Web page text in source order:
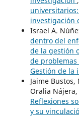
investigación
Israel A.
dentro del
de la gestión
de problemas
Gestión de la
Jaime
Oralia
Reflexiones
y su